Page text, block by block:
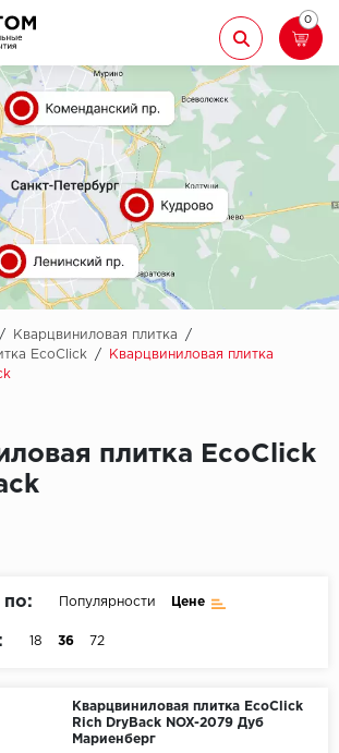
Назад
Aberhof
Adelar
Alfa
AllureFloor
CronaFloor
0
/ Кварцвиниловая плитка
/
EcoClick
/
Кварцвиниловая плитка
плитка EcoClick
по: Популярности Цене
18 36 72
Кварцвиниловая плитка EcoClick
Rich DryBack NOX-2079 Дуб
Мариенберг